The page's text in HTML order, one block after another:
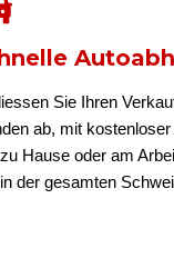
Sie Ihren
ab, mit kostenloser
Hause oder am
der gesamten